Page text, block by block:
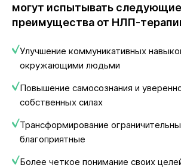
могут испытывать следующие
преимущества от НЛП-
Улучшение коммуникативных
окружающими людьми
Повышение самосознания и
собственных силах
Трансформирование
благоприятные
Более четкое понимание своих